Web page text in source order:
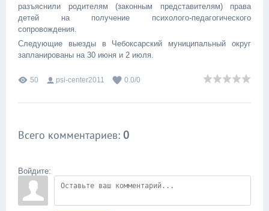
разъяснили родителям (законным представителям) права
детей на получение психолого-педагогического
сопровождения.
Следующие выезды в Чебоксарский муниципальный округ
запланированы на 30 июня и 2 июля.
50 psi-center2011 0.0/0
Всего комментариев: 0
Войдите: